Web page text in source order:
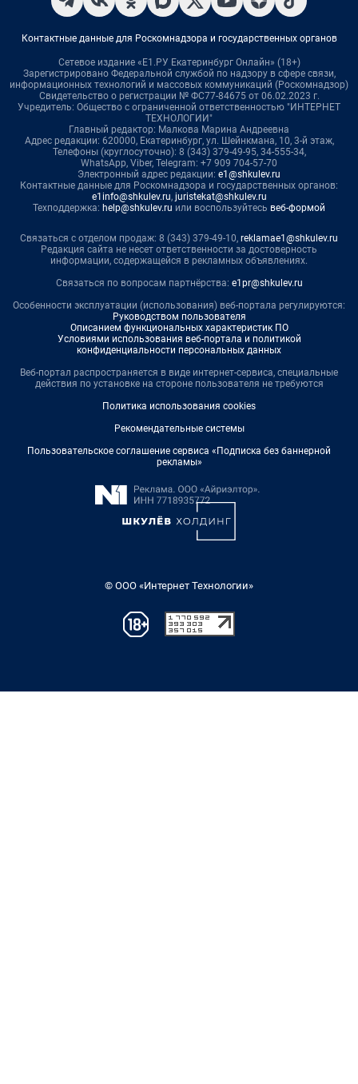
Контактные данные для Роскомнадзора и государственных органов
Сетевое издание «Е1.РУ Екатеринбург Онлайн» (18+)
Зарегистрировано Федеральной службой по надзору в сфере связи,
информационных технологий и массовых коммуникаций (Роскомнадзор)
Свидетельство о регистрации № ФС77-84675 от 06.02.2023 г.
Учредитель: Общество с ограниченной ответственностью "ИНТЕРНЕТ
ТЕХНОЛОГИИ"
Главный редактор: Малкова Марина Андреевна
Адрес редакции: 620000, Екатеринбург, ул. Шейнкмана, 10, 3-й этаж,
Телефоны (круглосуточно): 8 (343) 379-49-95, 34-555-34,
WhatsApp, Viber, Telegram: +7 909 704-57-70
Электронный адрес редакции: e1@shkulev.ru
Контактные данные для Роскомнадзора и государственных органов:
e1info@shkulev.ru, juristekat@shkulev.ru
Техподдержка: help@shkulev.ru или воспользуйтесь веб-формой
Связаться с отделом продаж: 8 (343) 379-49-10, reklamae1@shkulev.ru
Редакция сайта не несет ответственности за достоверность
информации, содержащейся в рекламных объявлениях.
Связаться по вопросам партнёрства: e1pr@shkulev.ru
Особенности эксплуатации (использования) веб-портала регулируются:
Руководством пользователя
Описанием функциональных характеристик ПО
Условиями использования веб-портала и политикой
конфиденциальности персональных данных
Веб-портал распространяется в виде интернет-сервиса, специальные
действия по установке на стороне пользователя не требуются
Политика использования cookies
Рекомендательные системы
Пользовательское соглашение сервиса «Подписка без баннерной
рекламы»
© ООО «Интернет Технологии»